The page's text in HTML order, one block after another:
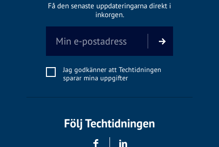
Få den senaste uppdateringarna direkt i
inkorgen.
Jag godkänner att Techtidningen
sparar mina uppgifter
Följ Techtidningen